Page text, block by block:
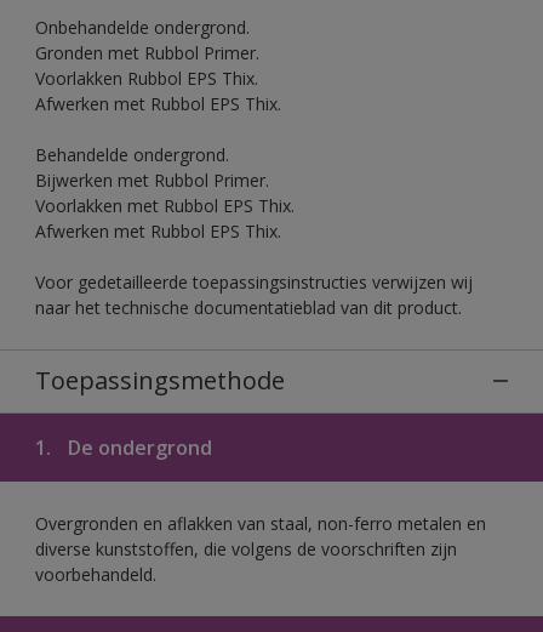
Onbehandelde ondergrond.
Gronden met Rubbol Primer.
Voorlakken Rubbol EPS Thix.
Afwerken met Rubbol EPS Thix.
Behandelde ondergrond.
Bijwerken met Rubbol Primer.
Voorlakken met Rubbol EPS Thix.
Afwerken met Rubbol EPS Thix.
Voor gedetailleerde toepassingsinstructies verwijzen wij
naar het technische documentatieblad van dit product.
Toepassingsmethode
1. De ondergrond
Overgronden en aflakken van staal, non-ferro metalen en
diverse kunststoffen, die volgens de voorschriften zijn
voorbehandeld.